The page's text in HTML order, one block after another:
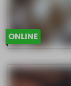
ONLINE